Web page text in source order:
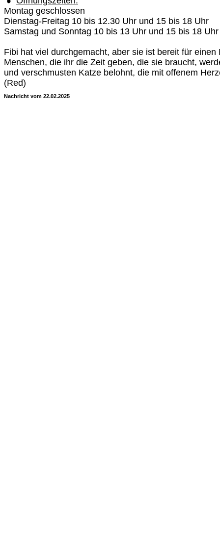
Montag geschlossen
Dienstag-Freitag 10 bis 12.30 Uhr und 15 bis 18 Uhr
Samstag und Sonntag 10 bis 13 Uhr und 15 bis 18 Uhr
Fibi hat viel durchgemacht, aber sie ist bereit für einen
Menschen, die ihr die Zeit geben, die sie braucht,
und verschmusten Katze belohnt, die mit offenem
(Red)
Nachricht vom 22.02.2025